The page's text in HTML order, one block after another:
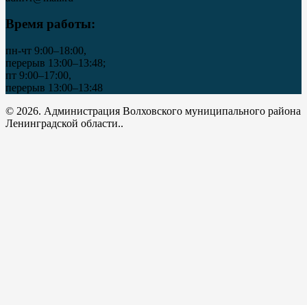
Время работы:
пн-чт 9:00–18:00,
перерыв 13:00–13:48;
пт 9:00–17:00,
перерыв 13:00–13:48
© 2026. Администрация Волховского муниципального района
Ленинградской области..